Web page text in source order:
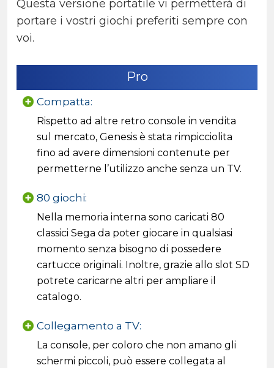
Questa versione portatile vi permetterà di
portare i vostri giochi preferiti sempre con
voi.
Pro
Compatta:
Rispetto ad altre retro console in vendita
sul mercato, Genesis è stata rimpicciolita
fino ad avere dimensioni contenute per
permetterne l’utilizzo anche senza un TV.
80 giochi:
Nella memoria interna sono caricati 80
classici Sega da poter giocare in qualsiasi
momento senza bisogno di possedere
cartucce originali. Inoltre, grazie allo slot SD
potrete caricarne altri per ampliare il
catalogo.
Collegamento a TV:
La console, per coloro che non amano gli
schermi piccoli, può essere collegata al